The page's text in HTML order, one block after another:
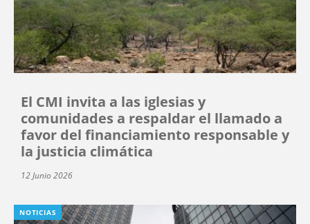
El CMI invita a las iglesias y
comunidades a respaldar el llamado a
favor del financiamiento responsable y
la justicia climática
12 Junio 2026
NOTICIAS